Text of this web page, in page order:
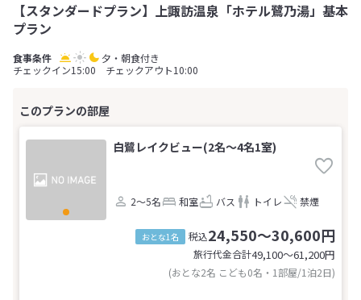
【スタンダードプラン】上諏訪温泉「ホテル鷺乃湯」基本
プラン
夕・朝食付き
チェックイン15:00 チェックアウト10:00
白鷺レイクビュー(2名～4名1室)
2～5名 和室 バス トイレ 禁煙
おとな1名 税込24,550～30,600円
旅行代金合計49,100〜61,200円
(おとな2名 こども0名・1部屋/1泊2日)